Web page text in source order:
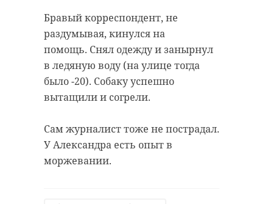
Бравый корреспондент, не
раздумывая, кинулся на
помощь. Снял одежду и занырнул
в ледяную воду (на улице тогда
было -20). Собаку успешно
вытащили и согрели.
Сам журналист тоже не пострадал.
У Александра есть опыт в
моржевании.